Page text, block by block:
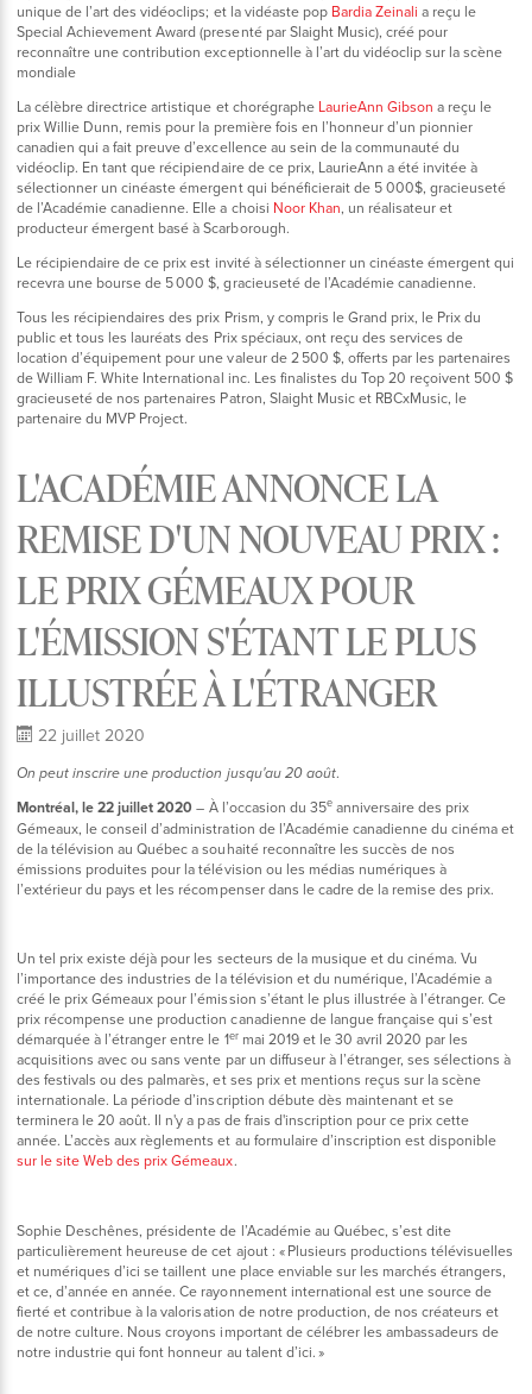
unique de l’art des vidéoclips; et la vidéaste pop Bardia Zeinali a reçu le
Special Achievement Award (presenté par Slaight Music), créé pour
reconnaître une contribution exceptionnelle à l’art du vidéoclip sur la scène
mondiale
La célèbre directrice artistique et chorégraphe LaurieAnn Gibson a reçu le
prix Willie Dunn, remis pour la première fois en l’honneur d’un pionnier
canadien qui a fait preuve d’excellence au sein de la communauté du
vidéoclip. En tant que récipiendaire de ce prix, LaurieAnn a été invitée à
sélectionner un cinéaste émergent qui bénéficierait de 5 000$, gracieuseté
de l’Académie canadienne. Elle a choisi Noor Khan, un réalisateur et
producteur émergent basé à Scarborough.
Le récipiendaire de ce prix est invité à sélectionner un cinéaste émergent qui
recevra une bourse de 5 000 $, gracieuseté de l’Académie canadienne.
Tous les récipiendaires des prix Prism, y compris le Grand prix, le Prix du
public et tous les lauréats des Prix spéciaux, ont reçu des services de
location d’équipement pour une valeur de 2 500 $, offerts par les partenaires
de William F. White International inc. Les finalistes du Top 20 reçoivent 500 $
gracieuseté de nos partenaires Patron, Slaight Music et RBCxMusic, le
partenaire du MVP Project.
L'ACADÉMIE ANNONCE LA
REMISE D'UN NOUVEAU PRIX :
LE PRIX GÉMEAUX POUR
L'ÉMISSION S'ÉTANT LE PLUS
ILLUSTRÉE À L'ÉTRANGER
22 juillet 2020
On peut inscrire une production jusqu'au 20 août.
Montréal, le 22 juillet 2020– À l’occasion du 35eanniversaire des prix
Gémeaux, le conseil d’administration de l’Académie canadienne du cinéma et
de la télévision au Québec a souhaité reconnaître les succès de nos
émissions produites pour la télévision ou les médias numériques à
l’extérieur du pays et les récompenser dans le cadre de la remise des prix.
Un tel prix existe déjà pour les secteurs de la musique et du cinéma. Vu
l’importance des industries de la télévision et du numérique, l’Académie a
créé le prix Gémeaux pour l’émission s’étant le plus illustrée à l’étranger. Ce
prix récompense une production canadienne de langue française qui s’est
démarquée à l’étranger entre le 1ermai 2019 et le 30 avril 2020 par les
acquisitions avec ou sans vente par un diffuseur à l’étranger, ses sélections à
des festivals ou des palmarès, et ses prix et mentions reçus sur la scène
internationale. La période d’inscription débute dès maintenant et se
terminera le 20 août. Il n'y a pas de frais d'inscription pour ce prix cette
année. L’accès aux règlements et au formulaire d’inscription est disponible
sur le site Web des prix Gémeaux.
Sophie Deschênes, présidente de l’Académie au Québec, s’est dite
particulièrement heureuse de cet ajout : « Plusieurs productions télévisuelles
et numériques d’ici se taillent une place enviable sur les marchés étrangers,
et ce, d’année en année. Ce rayonnement international est une source de
fierté et contribue à la valorisation de notre production, de nos créateurs et
de notre culture. Nous croyons important de célébrer les ambassadeurs de
notre industrie qui font honneur au talent d’ici. »